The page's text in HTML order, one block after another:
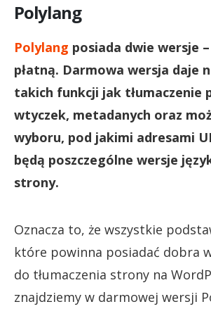
Polylang
Polylang posiada dwie wersje
płatną. Darmowa wersja daje
takich funkcji jak tłumaczenie
wtyczek, metadanych oraz
wyboru, pod jakimi adresami
będą poszczególne wersje
strony.
Oznacza to, że wszystkie
które powinna posiadać dobra
do tłumaczenia strony na
znajdziemy w darmowej wersji